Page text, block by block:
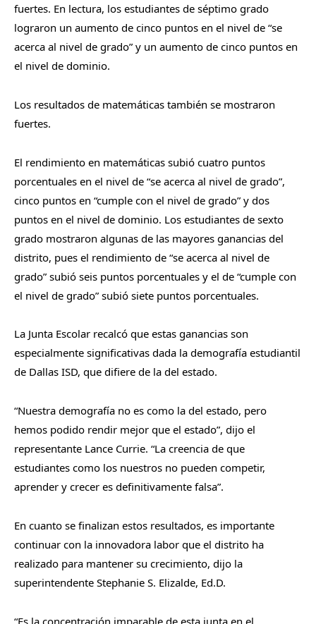
fuertes. En lectura, los estudiantes de séptimo grado
lograron un aumento de cinco puntos en el nivel de “se
acerca al nivel de grado” y un aumento de cinco puntos en
el nivel de dominio.
Los resultados de matemáticas también se mostraron
fuertes.
El rendimiento en matemáticas subió cuatro puntos
porcentuales en el nivel de “se acerca al nivel de grado”,
cinco puntos en “cumple con el nivel de grado” y dos
puntos en el nivel de dominio. Los estudiantes de sexto
grado mostraron algunas de las mayores ganancias del
distrito, pues el rendimiento de “se acerca al nivel de
grado” subió seis puntos porcentuales y el de “cumple con
el nivel de grado” subió siete puntos porcentuales.
La Junta Escolar recalcó que estas ganancias son
especialmente significativas dada la demografía estudiantil
de Dallas ISD, que difiere de la del estado.
“Nuestra demografía no es como la del estado, pero
hemos podido rendir mejor que el estado”, dijo el
representante Lance Currie. “La creencia de que
estudiantes como los nuestros no pueden competir,
aprender y crecer es definitivamente falsa”.
En cuanto se finalizan estos resultados, es importante
continuar con la innovadora labor que el distrito ha
realizado para mantener su crecimiento, dijo la
superintendente Stephanie S. Elizalde, Ed.D.
“Es la concentración imparable de esta junta en el